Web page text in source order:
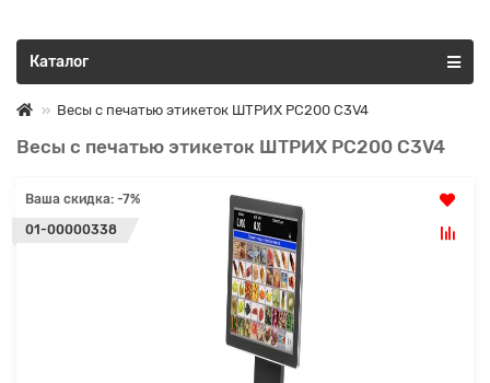
Все категории
Каталог
Весы с печатью этикеток ШТРИХ PC200 C3V4
Весы с печатью этикеток ШТРИХ PC200 C3V4
Ваша скидка: -7%
01-00000338